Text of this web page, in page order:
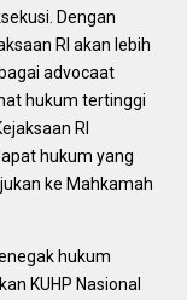
Dengan
RI akan lebih
advocaat
hukum tertinggi
RI
hukum yang
ke Mahkamah
hukum
KUHP Nasional